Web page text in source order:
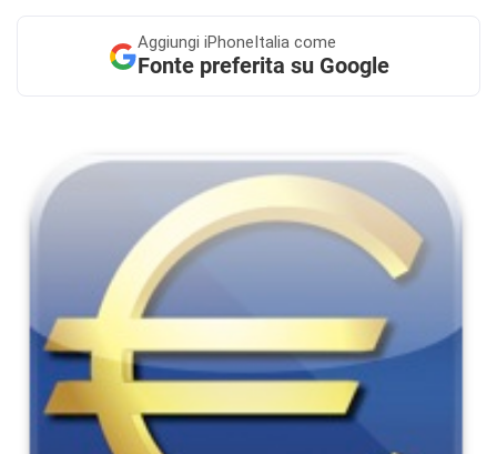
Aggiungi iPhoneItalia come
Fonte preferita su Google